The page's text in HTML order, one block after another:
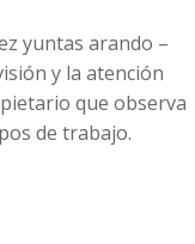
yuntas arando –
y la atención
que observa
de trabajo.